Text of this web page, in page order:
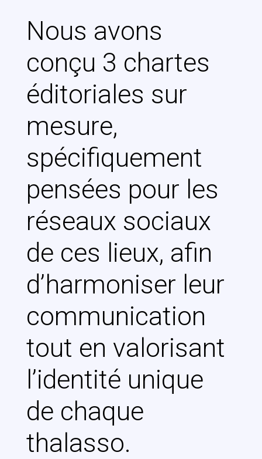
Nous avons
conçu 3 chartes
éditoriales sur
mesure,
spécifiquement
pensées pour les
réseaux sociaux
de ces lieux, afin
d’harmoniser leur
communication
tout en valorisant
l’identité unique
de chaque
thalasso.